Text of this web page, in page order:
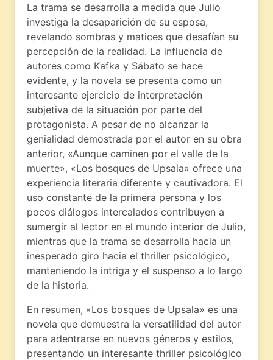
La trama se desarrolla a medida que Julio
investiga la desaparición de su esposa,
revelando sombras y matices que desafían su
percepción de la realidad. La influencia de
autores como Kafka y Sábato se hace
evidente, y la novela se presenta como un
interesante ejercicio de interpretación
subjetiva de la situación por parte del
protagonista. A pesar de no alcanzar la
genialidad demostrada por el autor en su obra
anterior, «Aunque caminen por el valle de la
muerte», «Los bosques de Upsala» ofrece una
experiencia literaria diferente y cautivadora. El
uso constante de la primera persona y los
pocos diálogos intercalados contribuyen a
sumergir al lector en el mundo interior de Julio,
mientras que la trama se desarrolla hacia un
inesperado giro hacia el thriller psicológico,
manteniendo la intriga y el suspenso a lo largo
de la historia.
En resumen, «Los bosques de Upsala» es una
novela que demuestra la versatilidad del autor
para adentrarse en nuevos géneros y estilos,
presentando un interesante thriller psicológico